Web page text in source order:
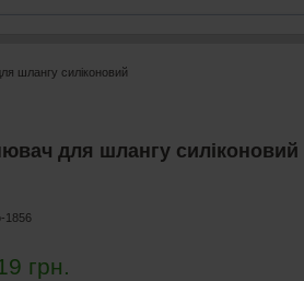
шлангу силіконовий
для шлангу силіконовий
1856
грн.